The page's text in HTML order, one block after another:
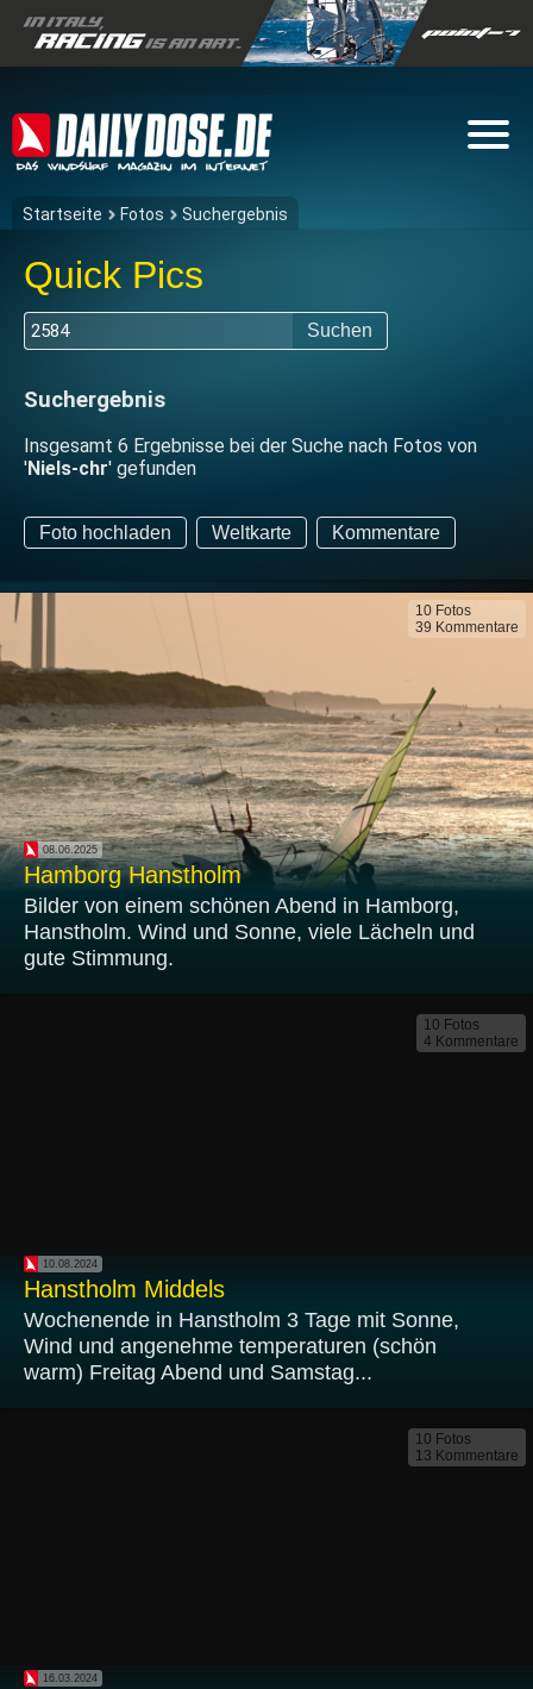
Startseite Fotos Suchergebnis
Quick Pics
Suchen
Suchergebnis
Insgesamt 6 Ergebnisse bei der Suche nach Fotos von
'Niels-chr' gefunden
Foto hochladen Weltkarte Kommentare
10 Fotos
39 Kommentare
08.06.2025
Hamborg Hanstholm
Bilder von einem schönen Abend in Hamborg,
Hanstholm. Wind und Sonne, viele Lächeln und
gute Stimmung.
10 Fotos
4 Kommentare
10.08.2024
Hanstholm Middels
Wochenende in Hanstholm 3 Tage mit Sonne,
Wind und angenehme temperaturen (schön
warm) Freitag Abend und Samstag...
10 Fotos
13 Kommentare
16.03.2024